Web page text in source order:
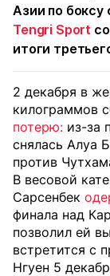
Азии по боксу
Tengri Sport
итоги
2 декабря в
килограммов
потерю: из-за
снялась Алуа
против
В весовой
Сарсенбек
финала над
позволил ей
встретится с
Нгуен 5